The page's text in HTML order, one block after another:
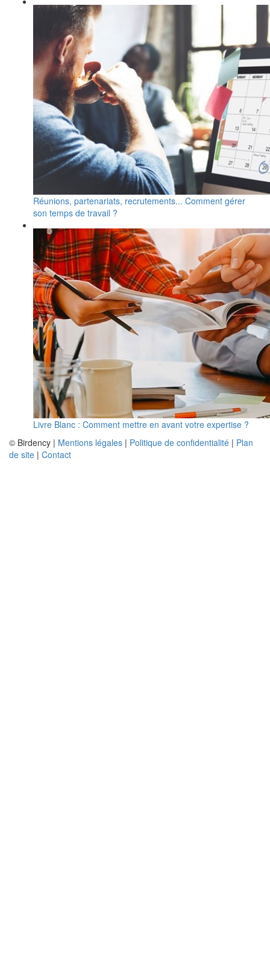
Réunions, partenariats, recrutements... Comment gérer
son temps de travail ?
Livre Blanc : Comment mettre en avant votre expertise ?
© Birdency | Mentions légales | Politique de confidentialité | Plan
de site | Contact